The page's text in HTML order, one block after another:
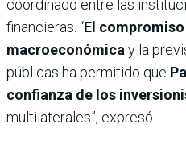
coordinado entre las
financieras. “El
macroeconómicay la
públicas ha permitido que
confianza de los
multilaterales”, expresó.